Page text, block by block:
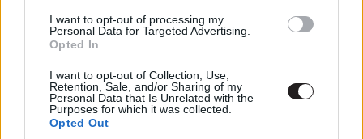
I want to opt-out of processing my
Personal Data for Targeted Advertising.
Opted In
I want to opt-out of Collection, Use,
Retention, Sale, and/or Sharing of my
Personal Data that Is Unrelated with the
Purposes for which it was collected.
Opted Out
A két titán hamarosan újra összecsap.
Bár a film minősége erősen hagyott némi kellemetlen